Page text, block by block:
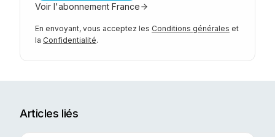
Voir l'abonnement France
En envoyant, vous acceptez les Conditions générales et
la Confidentialité.
Articles liés